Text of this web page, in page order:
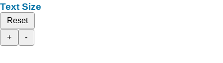
Text Size
Reset
+
-